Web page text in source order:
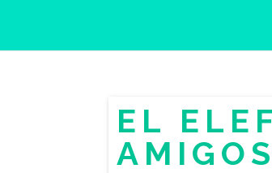
EL
AMIGOS